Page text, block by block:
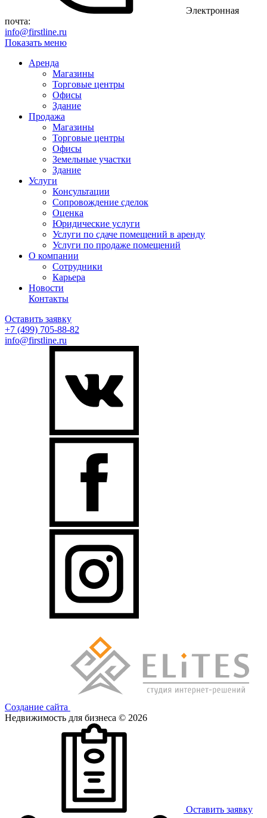
Электронная
почта:
info@firstline.ru
Показать меню
Аренда
Магазины
Торговые центры
Офисы
Здание
Продажа
Магазины
Торговые центры
Офисы
Земельные участки
Здание
Услуги
Консультации
Сопровождение сделок
Оценка
Юридические услуги
Услуги по сдаче помещений в аренду
Услуги по продаже помещений
О компании
Сотрудники
Карьера
Новости
Контакты
Оставить заявку
+7 (499) 705-88-82
info@firstline.ru
Создание сайта
Недвижимость для бизнеса © 2026
Оставить заявку